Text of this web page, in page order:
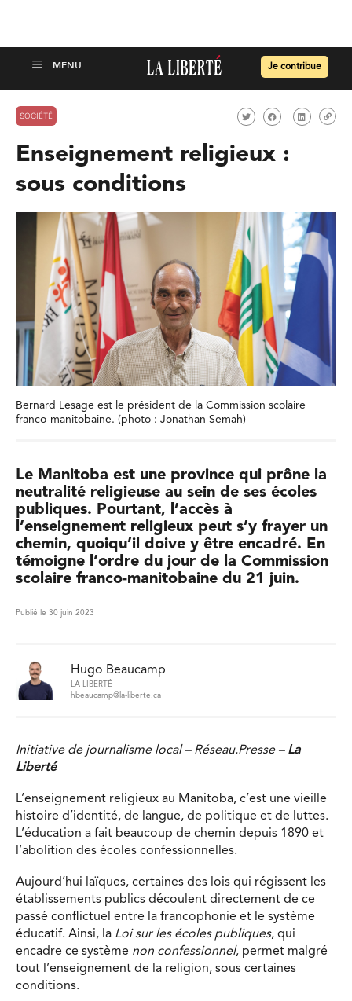
Je contribue
SOCIÉTÉ
Enseignement religieux :
sous conditions
Bernard Lesage est le président de la Commission scolaire
franco-manitobaine. (photo : Jonathan Semah)
Le Manitoba est une province qui prône la
neutralité religieuse au sein de ses écoles
publiques. Pourtant, l’accès à
l’enseignement religieux peut s’y frayer un
chemin, quoiqu’il doive y être encadré. En
témoigne l’ordre du jour de la Commission
scolaire franco-manitobaine du 21 juin.
Publié le 30 juin 2023
Hugo Beaucamp
LA LIBERTÉ
hbeaucamp@la-liberte.ca
Initiative de journalisme local – Réseau.Presse – La
Liberté
L’enseignement religieux au Manitoba, c’est une vieille
histoire d’identité, de langue, de politique et de luttes.
L’éducation a fait beaucoup de chemin depuis 1890 et
l’abolition des écoles confessionnelles.
Aujourd’hui laïques, certaines des lois qui régissent les
établissements publics découlent directement de ce
passé conflictuel entre la francophonie et le système
éducatif. Ainsi, la Loi sur les écoles publiques, qui
encadre ce système non confessionnel, permet malgré
tout l’enseignement de la religion, sous certaines
conditions.